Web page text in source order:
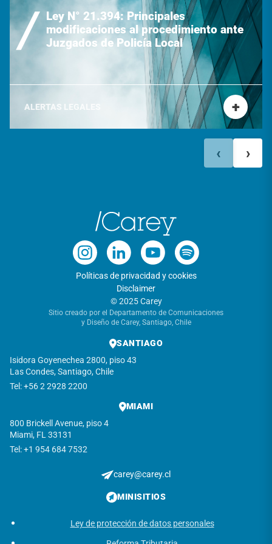
Ley N° 21.394: Principales
modificaciones al procedimiento ante
Juzgados de Policía Local
ALERTAS LEGALES +
‹ ›
Políticas de privacidad y cookies
Disclaimer
© 2025 Carey
Sitio creado por el Departamento de Comunicaciones
y Diseño de Carey, Santiago, Chile
SANTIAGO
Isidora Goyenechea 2800, piso 43
Las Condes, Santiago, Chile
Tel: +56 2 2928 2200
MIAMI
800 Brickell Avenue, piso 4
Miami, FL 33131
Tel: +1 954 684 7532
carey@carey.cl
MINISITIOS
Ley de protección de datos personales